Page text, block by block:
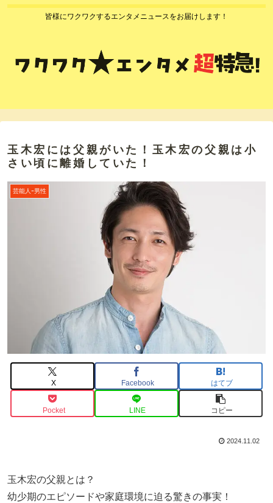
皆様にワクワクするエンタメニュースをお届けします！
玉木宏には父親がいた！玉木宏の父親は小
さい頃に離婚していた！
芸能人ｰ男性
X Facebook はてブ
Pocket LINE コピー
2024.11.02
玉木宏の父親とは？
幼少期のエピソードや家庭環境に迫る驚きの事実！